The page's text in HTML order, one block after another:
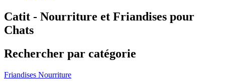
Catit - Nourriture et Friandises pour
Chats
Rechercher par catégorie
Friandises Nourriture